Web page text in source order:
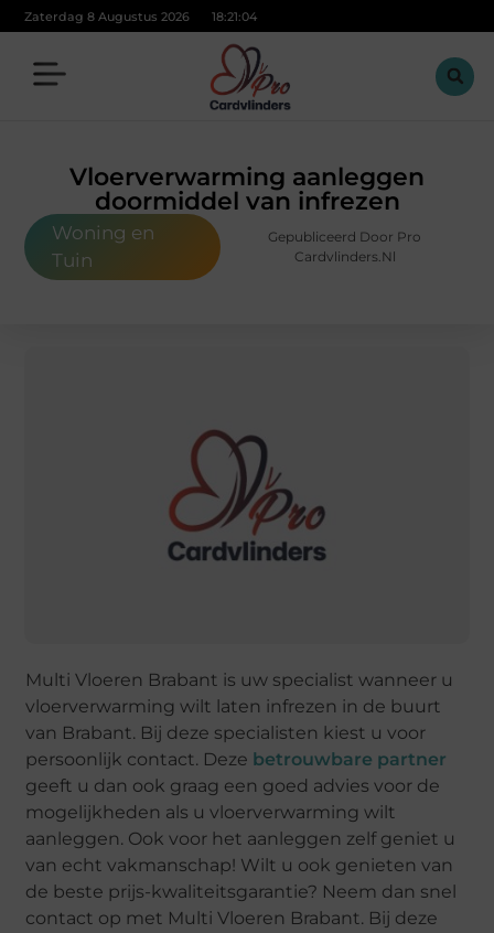
Zaterdag 8 Augustus 2026 18:21:05
Vloerverwarming aanleggen
doormiddel van infrezen
Woning en
Tuin
Gepubliceerd Door Pro
Cardvlinders.nl
Multi Vloeren Brabant is uw specialist wanneer u
vloerverwarming wilt laten infrezen in de buurt
van Brabant. Bij deze specialisten kiest u voor
persoonlijk contact. Deze betrouwbare partner
geeft u dan ook graag een goed advies voor de
mogelijkheden als u vloerverwarming wilt
aanleggen. Ook voor het aanleggen zelf geniet u
van echt vakmanschap! Wilt u ook genieten van
de beste prijs-kwaliteitsgarantie? Neem dan snel
contact op met Multi Vloeren Brabant. Bij deze